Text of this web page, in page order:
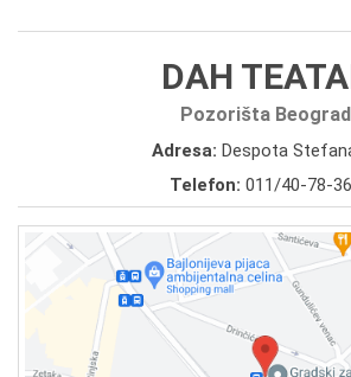
DAH
Pozorišta Beograd
Adresa: Despota
Telefon: 011/40-78-